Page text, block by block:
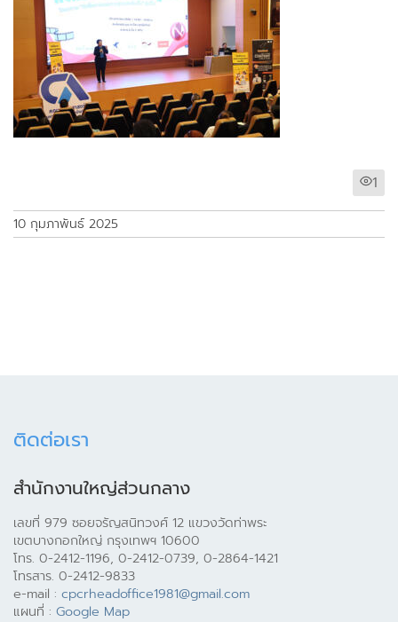
1
10 กุมภาพันธ์ 2025
ติดต่อเรา
สำนักงานใหญ่ส่วนกลาง
เลขที่ 979 ซอยจรัญสนิทวงศ์ 12 แขวงวัดท่าพระ
เขตบางกอกใหญ่ กรุงเทพฯ 10600
โทร. 0-2412-1196, 0-2412-0739, 0-2864-1421
โทรสาร. 0-2412-9833
e-mail : cpcrheadoffice1981@gmail.com
แผนที่ : Google Map